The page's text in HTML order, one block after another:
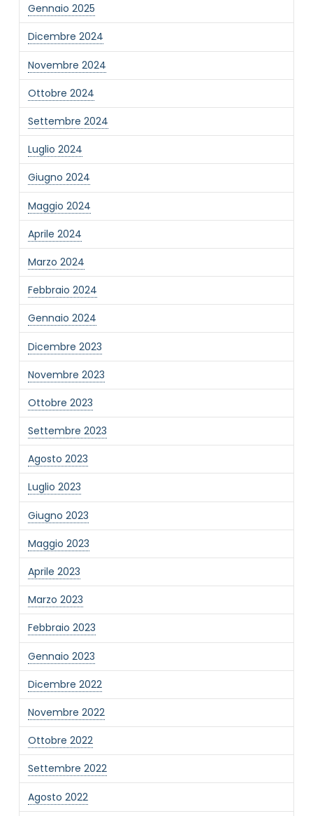
Gennaio 2025
Dicembre 2024
Novembre 2024
Ottobre 2024
Settembre 2024
Luglio 2024
Giugno 2024
Maggio 2024
Aprile 2024
Marzo 2024
Febbraio 2024
Gennaio 2024
Dicembre 2023
Novembre 2023
Ottobre 2023
Settembre 2023
Agosto 2023
Luglio 2023
Giugno 2023
Maggio 2023
Aprile 2023
Marzo 2023
Febbraio 2023
Gennaio 2023
Dicembre 2022
Novembre 2022
Ottobre 2022
Settembre 2022
Agosto 2022
Informativa Privacy
Ho preso visione dell'informativa privacy
Privacy Policy completa
Newsletter
Desidero rimanere aggiornato sulle ultime
novità dell'Associazione tramite l'iscrizione alla
newsletter
Invia